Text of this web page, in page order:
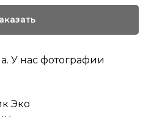
У нас фотографии
Эко